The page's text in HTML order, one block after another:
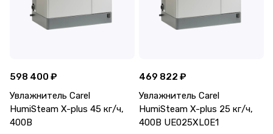
598 400 ₽
Увлажнитель Carel
HumiSteam X-plus 45 кг/ч,
400В
469 822 ₽
Увлажнитель Carel
HumiSteam X-plus 25 кг/ч,
400В UE025XL0E1